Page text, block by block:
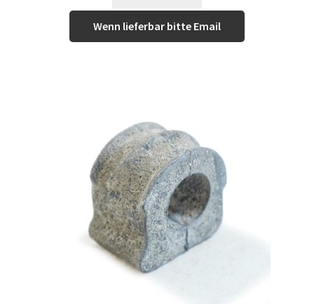
Wenn lieferbar bitte Email